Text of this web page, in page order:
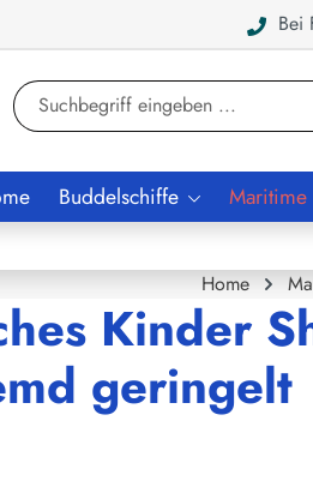
Bei
Buddelschiffe
Home
Kinder
geringelt